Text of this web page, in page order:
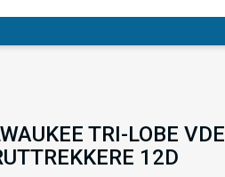
TRI-LOBE VDE
12D